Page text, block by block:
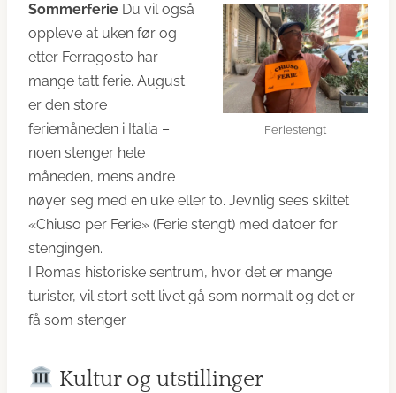
Feriestengt
Sommerferie Du vil også
oppleve at uken før og
etter Ferragosto har
mange tatt ferie. August
er den store
feriemåneden i Italia –
noen stenger hele
måneden, mens andre
nøyer seg med en uke eller to. Jevnlig sees skiltet
«Chiuso per Ferie» (Ferie stengt) med datoer for
stengingen.
I Romas historiske sentrum, hvor det er mange
turister, vil stort sett livet gå som normalt og det er
få som stenger.
Kultur og utstillinger